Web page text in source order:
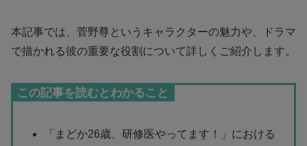
本記事では、菅野尊というキャラクターの魅力や、ドラマ
で描かれる彼の重要な役割について詳しくご紹介します。
この記事を読むとわかること
「まどか26歳、研修医やってます！」における